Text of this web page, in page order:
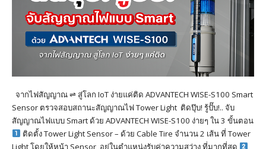
จากไฟสัญญาณ ⇌ สู่โลก IoT ง่ายแค่ติด ADVANTECH WISE-S100 Smart
Sensor ตรวจสอบสถานะสัญญาณไฟ Tower Light ติดปุ๊บ! รู้ปั๊บ!.. จับ
สัญญาณไฟแบบ Smart ด้วย ADVANTECH WISE-S100 ง่ายๆ ใน 3 ขั้นตอน
ติดตั้ง Tower Light Sensor – ด้วย Cable Tire จำนวน 2 เส้น ที่ Tower
Light โดยให้หน้า Sensor อยู่ในตำแหน่งรับค่าความสว่าง ที่มากที่สุด